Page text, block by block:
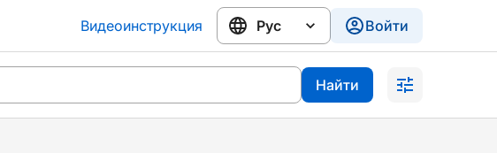
Видеоинструкция Войти
Найти